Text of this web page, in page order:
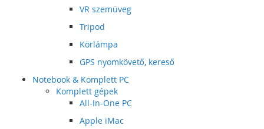
VR szemüveg
Tripod
Körlámpa
GPS nyomkövető, kereső
Notebook & Komplett PC
Komplett gépek
All-In-One PC
Apple iMac